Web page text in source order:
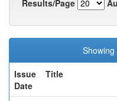
Results/Page
Issue
Date
Title